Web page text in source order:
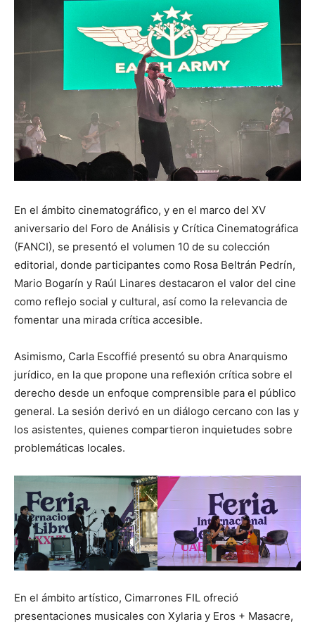
En el ámbito cinematográfico, y en el marco del XV
aniversario del Foro de Análisis y Crítica Cinematográfica
(FANCI), se presentó el volumen 10 de su colección
editorial, donde participantes como Rosa Beltrán Pedrín,
Mario Bogarín y Raúl Linares destacaron el valor del cine
como reflejo social y cultural, así como la relevancia de
fomentar una mirada crítica accesible.
Asimismo, Carla Escoffié presentó su obra Anarquismo
jurídico, en la que propone una reflexión crítica sobre el
derecho desde un enfoque comprensible para el público
general. La sesión derivó en un diálogo cercano con las y
los asistentes, quienes compartieron inquietudes sobre
problemáticas locales.
En el ámbito artístico, Cimarrones FIL ofreció
presentaciones musicales con Xylaria y Eros + Masacre,